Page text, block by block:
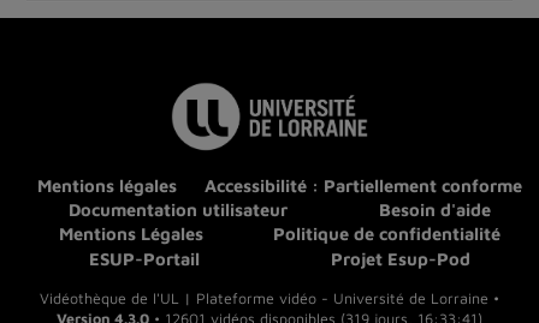
Mentions légales
Accessibilité : Partiellement conforme
Documentation utilisateur
Besoin d'aide
Mentions Légales
Politique de confidentialité
ESUP-Portail
Projet Esup-Pod
Vidéothèque de l'UL | Plateforme vidéo - Université de Lorraine •
Version 4.3.0 • 12601 vidéos disponibles (319 jours, 16:33:41)